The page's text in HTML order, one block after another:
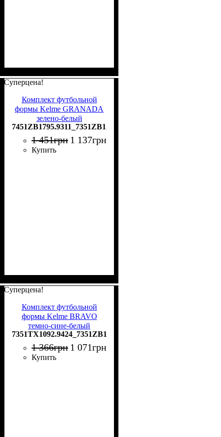
Суперцена!
Комплект футбольной
формы Kelme GRANADA
зелено-белый
7451ZB1795.9311_7351ZB1255.9311
7451ZB1795.9311_7351ZB1255.9311
1 451грн 1 137грн
Купить
Суперцена!
Комплект футбольной
формы Kelme BRAVO
темно-сине-белый
7351TX1092.9424_7351ZB1255.9416
7351TX1092.9424_7351ZB1255.9416
1 366грн 1 071грн
Купить